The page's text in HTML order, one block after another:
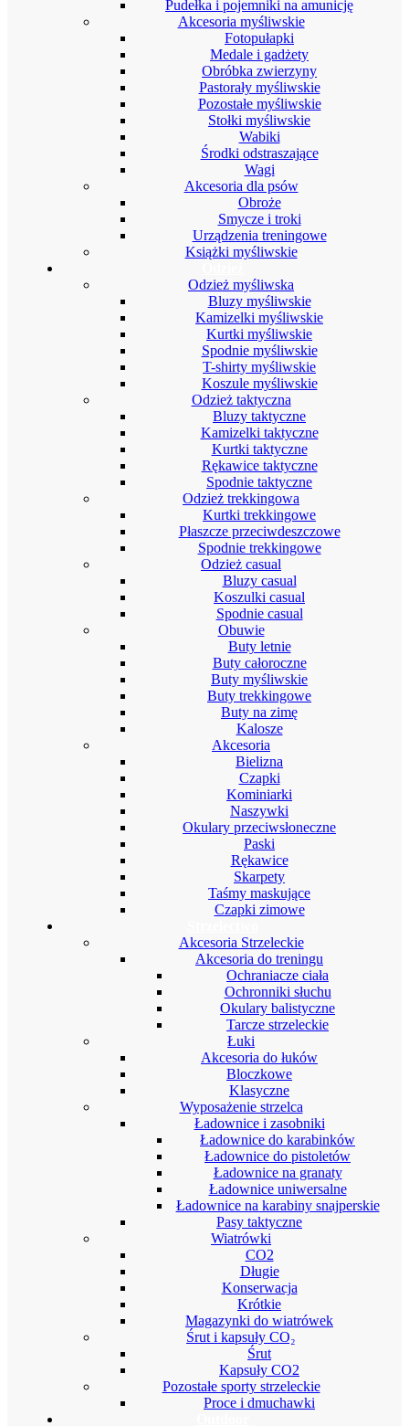
Pudełka i pojemniki na amunicję
Akcesoria myśliwskie
Fotopułapki
Medale i gadżety
Obróbka zwierzyny
Pastorały myśliwskie
Pozostałe myśliwskie
Stołki myśliwskie
Wabiki
Środki odstraszające
Wagi
Akcesoria dla psów
Obroże
Smycze i troki
Urządzenia treningowe
Książki myśliwskie
Odzież myśliwska
Bluzy myśliwskie
Kamizelki myśliwskie
Kurtki myśliwskie
Spodnie myśliwskie
T-shirty myśliwskie
Koszule myśliwskie
Odzież taktyczna
Bluzy taktyczne
Kamizelki taktyczne
Kurtki taktyczne
Rękawice taktyczne
Spodnie taktyczne
Odzież trekkingowa
Kurtki trekkingowe
Płaszcze przeciwdeszczowe
Spodnie trekkingowe
Odzież casual
Bluzy casual
Koszulki casual
Spodnie casual
Obuwie
Buty letnie
Buty całoroczne
Buty myśliwskie
Buty trekkingowe
Buty na zimę
Kalosze
Akcesoria
Bielizna
Czapki
Kominiarki
Naszywki
Okulary przeciwsłoneczne
Paski
Rękawice
Skarpety
Taśmy maskujące
Czapki zimowe
Akcesoria Strzeleckie
Akcesoria do treningu
Ochraniacze ciała
Ochronniki słuchu
Okulary balistyczne
Tarcze strzeleckie
Łuki
Akcesoria do łuków
Bloczkowe
Klasyczne
Wyposażenie strzelca
Ładownice i zasobniki
Ładownice do karabinków
Ładownice do pistoletów
Ładownice na granaty
Ładownice uniwersalne
Ładownice na karabiny snajperskie
Pasy taktyczne
Wiatrówki
CO2
Długie
Konserwacja
Krótkie
Magazynki do wiatrówek
Śrut i kapsuły CO₂
Śrut
Kapsuły CO2
Pozostałe sporty strzeleckie
Proce i dmuchawki